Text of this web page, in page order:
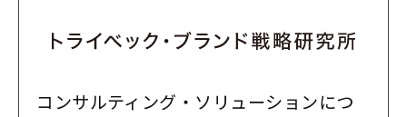
コンサルティング・ソリューションにつ